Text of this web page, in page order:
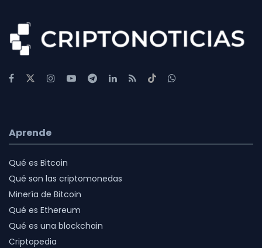
Aprende
Qué es Bitcoin
Qué son las criptomonedas
Minería de Bitcoin
Qué es Ethereum
Qué es una blockchain
Criptopedia